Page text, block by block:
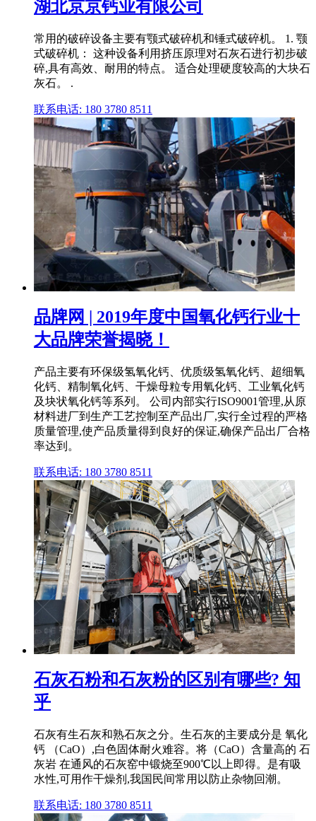
湖北京京钙业有限公司
常用的破碎设备主要有颚式破碎机和锤式破碎机。 1. 颚
式破碎机： 这种设备利用挤压原理对石灰石进行初步破
碎,具有高效、耐用的特点。 适合处理硬度较高的大块石
灰石。 .
联系电话: 180 3780 8511
品牌网 | 2019年度中国氧化钙行业十
大品牌荣誉揭晓！
产品主要有环保级氢氧化钙、优质级氢氧化钙、超细氧
化钙、精制氧化钙、干燥母粒专用氧化钙、工业氧化钙
及块状氧化钙等系列。 公司内部实行ISO9001管理,从原
材料进厂到生产工艺控制至产品出厂,实行全过程的严格
质量管理,使产品质量得到良好的保证,确保产品出厂合格
率达到。
联系电话: 180 3780 8511
石灰石粉和石灰粉的区别有哪些? 知
乎
石灰有生石灰和熟石灰之分。生石灰的主要成分是 氧化
钙 （CaO）,白色固体耐火难容。将（CaO）含量高的 石
灰岩 在通风的石灰窑中锻烧至900℃以上即得。是有吸
水性,可用作干燥剂,我国民间常用以防止杂物回潮。
联系电话: 180 3780 8511